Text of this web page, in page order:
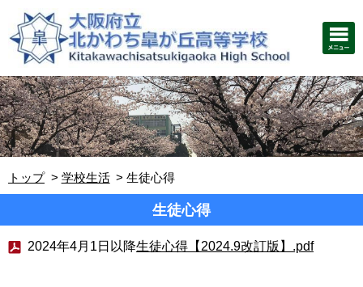
トップ 学校生活 生徒心得
生徒心得
2024年4月1日以降生徒心得【2024.9改訂版】.pdf